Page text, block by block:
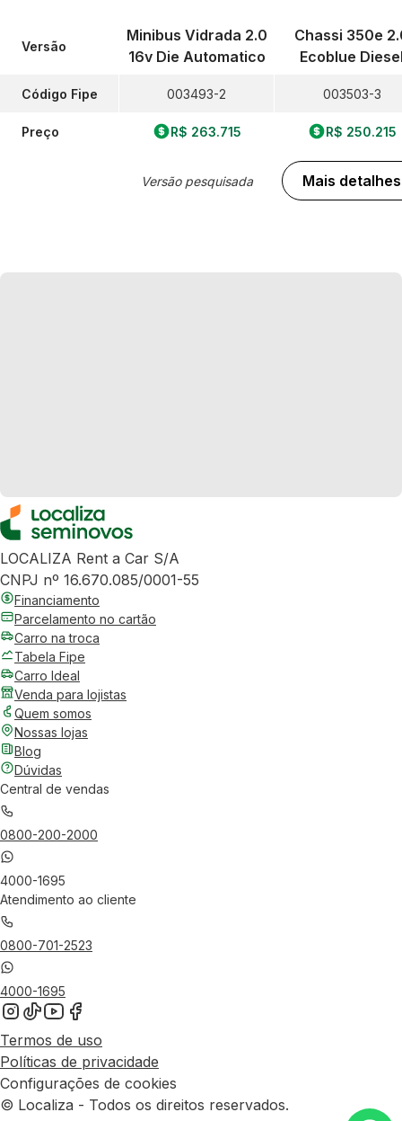
Versão
Código Fipe
Preço
Minibus Vidrada 2.0
16v Die Automatico
003493-2
R$ 263.715
Versão pesquisada
Chassi 350e
Ecoblue
003503-3
R$ 250.215
Mais detalhes
LOCALIZA Rent a Car S/A
CNPJ nº 16.670.085/0001-55
Financiamento
Parcelamento no cartão
Carro na troca
Tabela Fipe
Carro Ideal
Venda para lojistas
Quem somos
Nossas lojas
Blog
Dúvidas
Central de vendas
0800-200-2000
4000-1695
Atendimento ao cliente
0800-701-2523
4000-1695
Termos de uso
Políticas de privacidade
Configurações de cookies
© Localiza - Todos os direitos reservados.